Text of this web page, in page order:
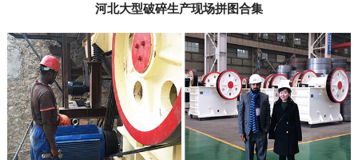
河北大型破碎生产现场拼图合集